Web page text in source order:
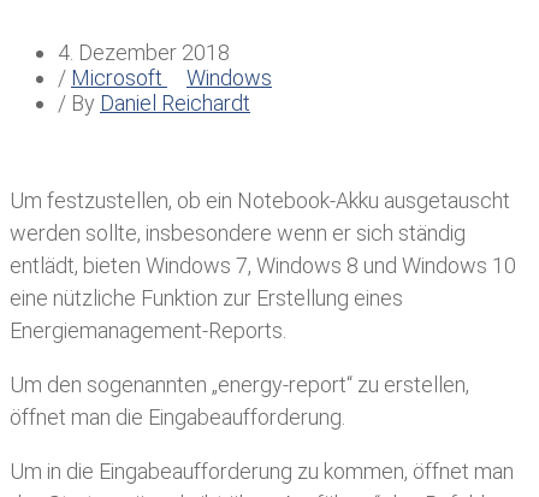
4. Dezember 2018
/ Microsoft
Windows
/ By Daniel Reichardt
Um festzustellen, ob ein Notebook-Akku ausgetauscht
werden sollte, insbesondere wenn er sich ständig
entlädt, bieten Windows 7, Windows 8 und Windows 10
eine nützliche Funktion zur Erstellung eines
Energiemanagement-Reports.
Um den sogenannten „energy-report“ zu erstellen,
öffnet man die Eingabeaufforderung.
Um in die Eingabeaufforderung zu kommen, öffnet man